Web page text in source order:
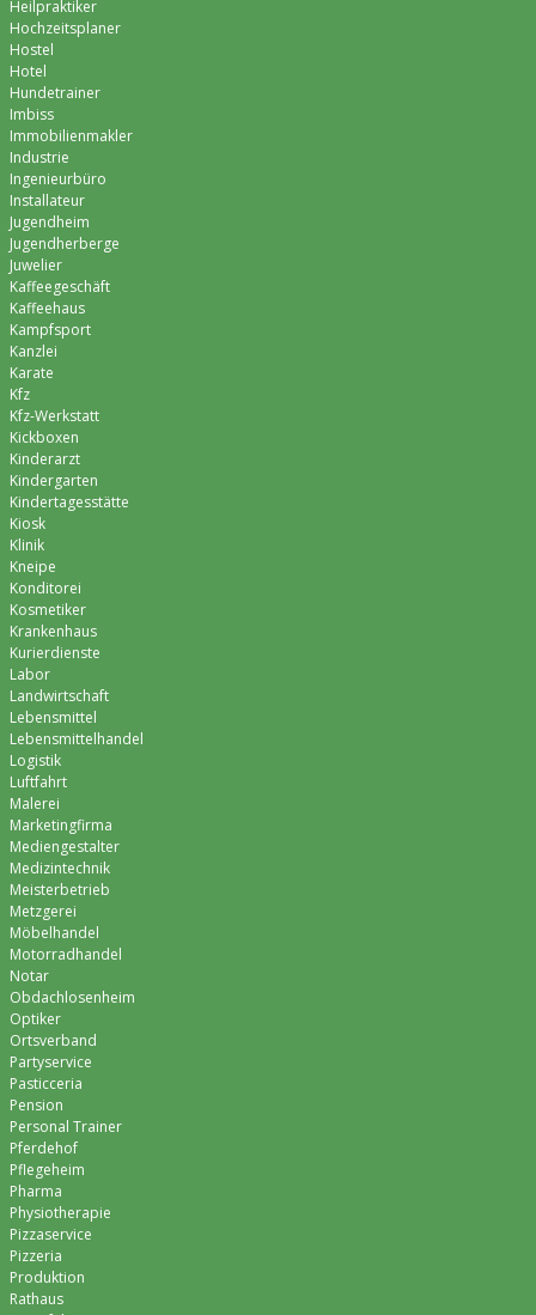
Heilpraktiker
Hochzeitsplaner
Hostel
Hotel
Hundetrainer
Imbiss
Immobilienmakler
Industrie
Ingenieurbüro
Installateur
Jugendheim
Jugendherberge
Juwelier
Kaffeegeschäft
Kaffeehaus
Kampfsport
Kanzlei
Karate
Kfz
Kfz-Werkstatt
Kickboxen
Kinderarzt
Kindergarten
Kindertagesstätte
Kiosk
Klinik
Kneipe
Konditorei
Kosmetiker
Krankenhaus
Kurierdienste
Labor
Landwirtschaft
Lebensmittel
Lebensmittelhandel
Logistik
Luftfahrt
Malerei
Marketingfirma
Mediengestalter
Medizintechnik
Meisterbetrieb
Metzgerei
Möbelhandel
Motorradhandel
Notar
Obdachlosenheim
Optiker
Ortsverband
Partyservice
Pasticceria
Pension
Personal Trainer
Pferdehof
Pflegeheim
Pharma
Physiotherapie
Pizzaservice
Pizzeria
Produktion
Rathaus